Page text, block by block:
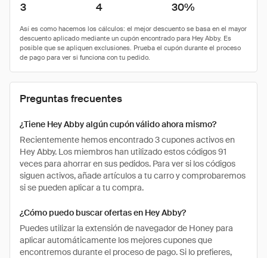
3 4 30%
Preguntas frecuentes
¿Tiene Hey Abby algún cupón válido ahora mismo?
Recientemente hemos encontrado 3 cupones activos en
Hey Abby. Los miembros han utilizado estos códigos 91
veces para ahorrar en sus pedidos. Para ver si los códigos
siguen activos, añade artículos a tu carro y comprobaremos
si se pueden aplicar a tu compra.
¿Cómo puedo buscar ofertas en Hey Abby?
Puedes utilizar la extensión de navegador de Honey para
aplicar automáticamente los mejores cupones que
encontremos durante el proceso de pago. Si lo prefieres,